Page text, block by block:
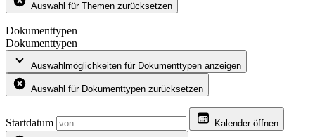
Auswahl für Themen zurücksetzen
Dokumenttypen
Dokumenttypen
Auswahlmöglichkeiten für Dokumenttypen anzeigen
Auswahl für Dokumenttypen zurücksetzen
Startdatum Kalender öffnen